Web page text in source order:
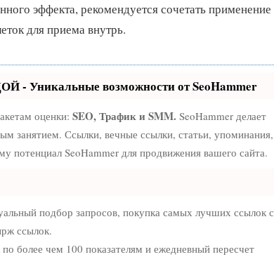
эффекта, рекомендуется сочетать применение
для приема внутрь.
- Уникальные возможности от SeoHammer
оценки: SEO, Трафик и SMM. SeoHammer делает
занятием. Ссылки, вечные ссылки, статьи, упоминания,
потенциал SeoHammer для продвижения вашего сайта.
подбор запросов, покупка самых лучших ссылок с
ссылок.
более чем 100 показателям и ежедневный пересчет